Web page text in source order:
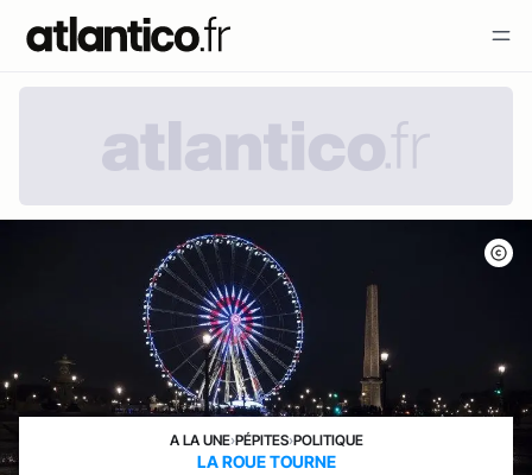
A LA UNE›PÉPITES›POLITIQUE
LA ROUE TOURNE